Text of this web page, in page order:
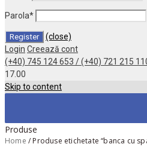
Parola*
(close)
Login Creează cont
(+40) 745 124 653 / (+40) 721 215
17.00
Skip to content
Produse
Home / Produse etichetate “banca cu